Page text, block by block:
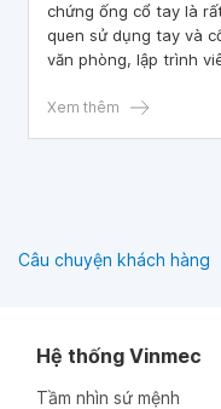
chứng ống cổ tay là
quen sử dụng tay và
văn phòng, lập trình
ran ở ngón tay, bàn
Xem thêm
Câu chuyện khách hàng
Hệ thống Vinmec
Tầm nhìn sứ mệnh